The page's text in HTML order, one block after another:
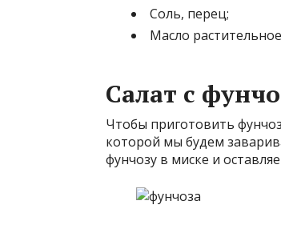
Соль, перец;
Масло
Салат с
Чтобы приготовить
которой мы будем
фунчозу в миске и